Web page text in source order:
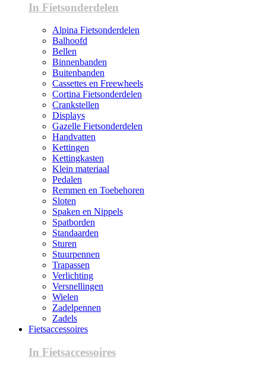
In Fietsonderdelen
Alpina Fietsonderdelen
Balhoofd
Bellen
Binnenbanden
Buitenbanden
Cassettes en Freewheels
Cortina Fietsonderdelen
Crankstellen
Displays
Gazelle Fietsonderdelen
Handvatten
Kettingen
Kettingkasten
Klein materiaal
Pedalen
Remmen en Toebehoren
Sloten
Spaken en Nippels
Spatborden
Standaarden
Sturen
Stuurpennen
Trapassen
Verlichting
Versnellingen
Wielen
Zadelpennen
Zadels
Fietsaccessoires
In Fietsaccessoires